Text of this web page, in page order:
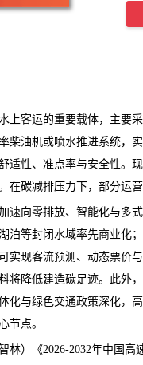
上客运的重要载体，主要
柴油机或喷水推进系统，
适性、准点率与安全性。
在碳减排压力下，部分运
向零排放、智能化与多式
泊等封闭水域率先商业化
实现客流预测、动态票价
将降低建造碳足迹。此外
化与绿色交通政策深化，
节点。
林）《2026-2032年中国高